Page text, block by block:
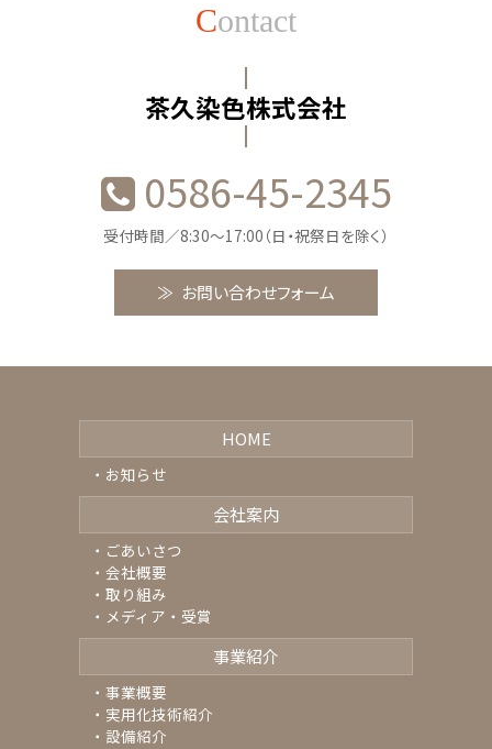
Contact
茶久染色株式会社
0586-45-2345
受付時間／8:30〜17:00（日・祝祭日を除く）
お問い合わせフォーム
HOME
お知らせ
会社案内
ごあいさつ
会社概要
取り組み
メディア・受賞
事業紹介
事業概要
実用化技術紹介
設備紹介